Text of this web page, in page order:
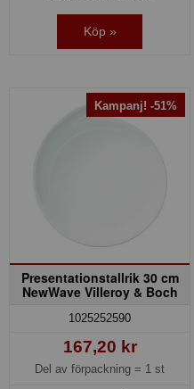
Köp »
Kampanj! -51%
Presentationstallrik 30 cm
NewWave Villeroy & Boch
1025252590
167,20 kr
Del av förpackning = 1 st